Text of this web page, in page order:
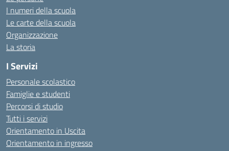
I numeri della scuola
Le carte della scuola
Organizzazione
La storia
I Servizi
Personale scolastico
Famiglie e studenti
Percorsi di studio
Tutti i servizi
Orientamento in Uscita
Orientamento in ingresso